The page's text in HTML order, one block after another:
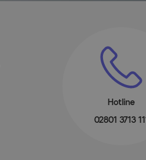
Hotline
02801 3713